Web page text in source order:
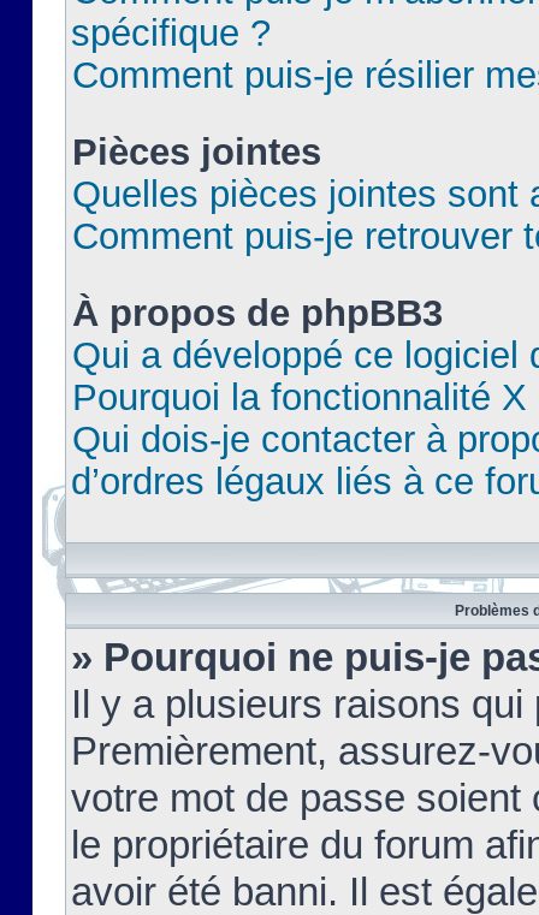
spécifique ?
Comment puis-je résilier
Pièces jointes
Quelles pièces jointes sont
Comment puis-je retrouver
À propos de phpBB3
Qui a développé ce logiciel
Pourquoi la fonctionnalité X
Qui dois-je contacter à
d’ordres légaux liés à ce
Problèmes
» Pourquoi ne puis-je
Il y a plusieurs raisons
Premièrement, assurez-
votre mot de passe soient
le propriétaire du forum
avoir été banni. Il est